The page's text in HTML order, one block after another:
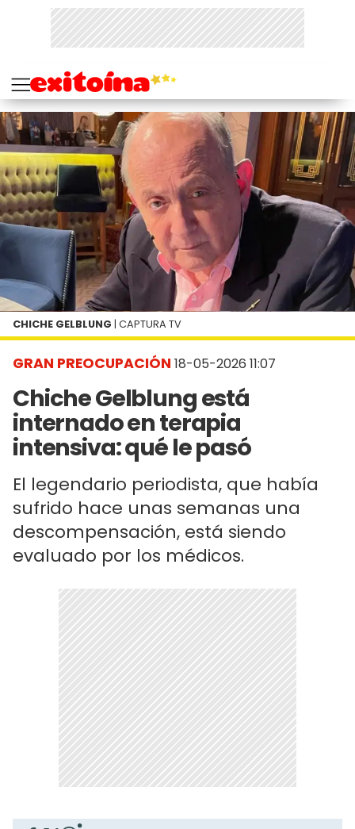
GRAN PREOCUPACIÓN 18-05-2026 11:07
Chiche Gelblung está
internado en terapia
intensiva: qué le pasó
El legendario periodista, que había
sufrido hace unas semanas una
descompensación, está siendo
evaluado por los médicos.
CHICHE GELBLUNG | CAPTURA TV